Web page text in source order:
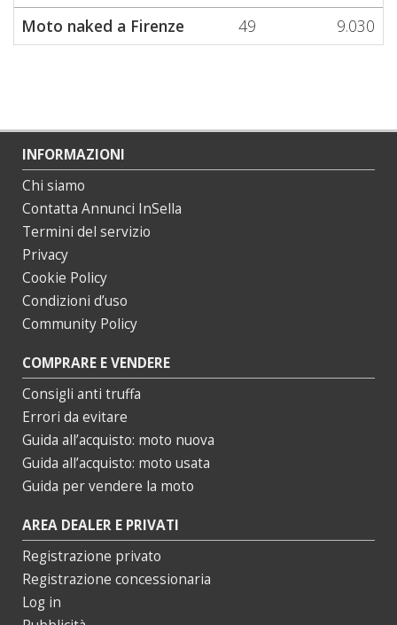
Moto naked a Firenze
49 9.030
INFORMAZIONI
Chi siamo
Contatta Annunci InSella
Termini del servizio
Privacy
Cookie Policy
Condizioni d’uso
Community Policy
COMPRARE E VENDERE
Consigli anti truffa
Errori da evitare
Guida all’acquisto: moto nuova
Guida all’acquisto: moto usata
Guida per vendere la moto
AREA DEALER E PRIVATI
Registrazione privato
Registrazione concessionaria
Log in